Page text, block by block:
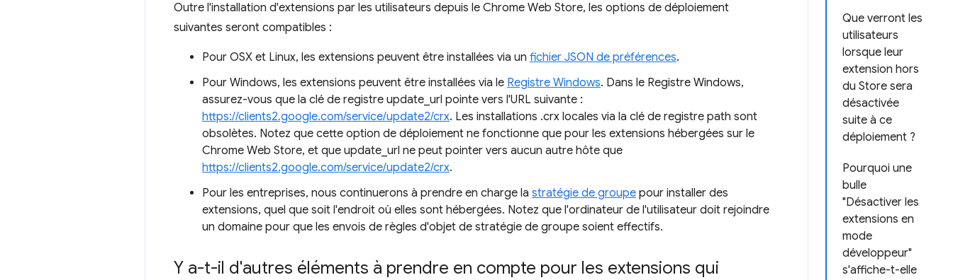
Que verront les
utilisateurs
lorsque leur
extension hors
du Store sera
désactivée
suite à ce
déploiement ?
Pourquoi une
bulle
"Désactiver les
extensions en
mode
développeur"
s'affiche-t-elle
Outre l'installation d'extensions par les utilisateurs depuis le Chrome Web Store, les options de déploiement
suivantes seront compatibles :
Pour OSX et Linux, les extensions peuvent être installées via un fichier JSON de préférences.
Pour Windows, les extensions peuvent être installées via le Registre Windows. Dans le Registre Windows,
assurez-vous que la clé de registre update_url pointe vers l'URL suivante :
https://clients2.google.com/service/update2/crx. Les installations .crx locales via la clé de registre path sont
obsolètes. Notez que cette option de déploiement ne fonctionne que pour les extensions hébergées sur le
Chrome Web Store, et que update_url ne peut pointer vers aucun autre hôte que
https://clients2.google.com/service/update2/crx.
Pour les entreprises, nous continuerons à prendre en charge la stratégie de groupe pour installer des
extensions, quel que soit l'endroit où elles sont hébergées. Notez que l'ordinateur de l'utilisateur doit rejoindre
un domaine pour que les envois de règles d'objet de stratégie de groupe soient effectifs.
Y a-t-il d'autres éléments à prendre en compte pour les extensions qui